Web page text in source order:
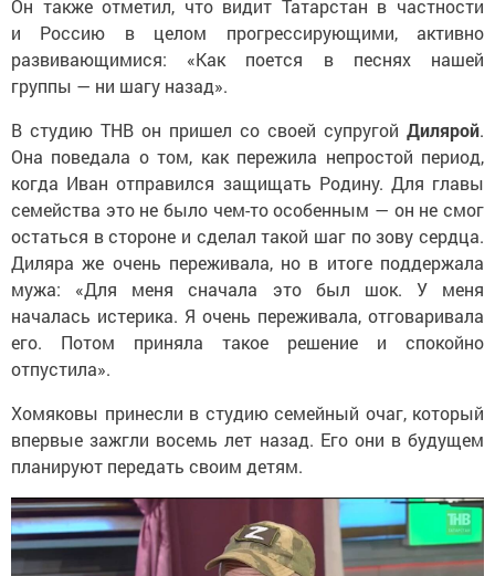
Он также отметил, что видит Татарстан в частности
и Россию в целом прогрессирующими, активно
развивающимися: «Как поется в песнях нашей
группы — ни шагу назад».
В студию ТНВ он пришел со своей супругой Дилярой.
Она поведала о том, как пережила непростой период,
когда Иван отправился защищать Родину. Для главы
семейства это не было чем-то особенным — он не смог
остаться в стороне и сделал такой шаг по зову сердца.
Диляра же очень переживала, но в итоге поддержала
мужа: «Для меня сначала это был шок. У меня
началась истерика. Я очень переживала, отговаривала
его. Потом приняла такое решение и спокойно
отпустила».
Хомяковы принесли в студию семейный очаг, который
впервые зажгли восемь лет назад. Его они в будущем
планируют передать своим детям.